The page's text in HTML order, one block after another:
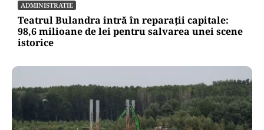
ADMINISTRATIE
Teatrul Bulandra intră în reparații capitale:
98,6 milioane de lei pentru salvarea unei scene
istorice